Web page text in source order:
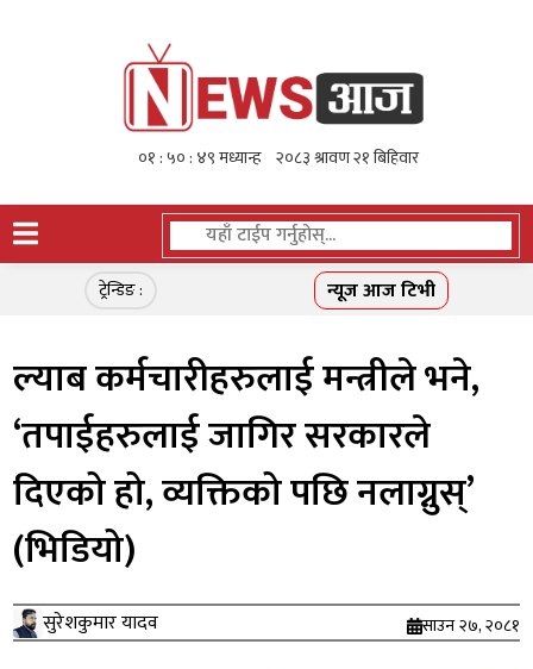
ट्रेन्डिङ : न्यूज आज टिभी
ल्याब कर्मचारीहरुलाई मन्त्रीले भने,
‘तपाईहरुलाई जागिर सरकारले
दिएको हो, व्यक्तिको पछि नलाग्नुस्’
(भिडियो)
सुरेशकुमार यादव साउन २७, २०८१